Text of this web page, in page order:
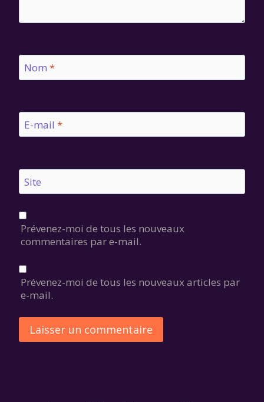
Nom *
E-mail *
Site
Prévenez-moi de tous les nouveaux
commentaires par e-mail.
Prévenez-moi de tous les nouveaux articles par
e-mail.